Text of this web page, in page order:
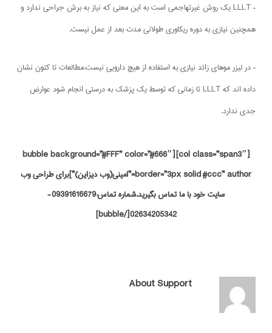
– LLLT یک روش غیرتهاجمی است به این معنی که نیاز به برش جراحی ندارد و
همچنین نیازی به دوره ریکاوری طولانی مدت بعد از عمل نیست.
– در لیزر موهای زائد نیازی به استفاده از هیچ دارویی نیست.مطالعات تا کنون نشان
داده اند که LLLT تا زمانی که توسط یک پزشک به درستی انجام شود عوارض
جدی ندارد.
[col class=”span3″][bubble background=”#FFF” color=”#666″
border=”3px solid #ccc” author=”امینی(وب دیزاین)”]برای طراحی وب
سایت خود با ما تماس بگیرید.شماره تماس:09391616679-
02634205342[/bubble]
AboutSupport